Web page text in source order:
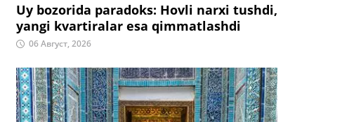
Uy bozorida paradoks: Hovli narxi tushdi,
yangi kvartiralar esa qimmatlashdi
06 Август, 2026